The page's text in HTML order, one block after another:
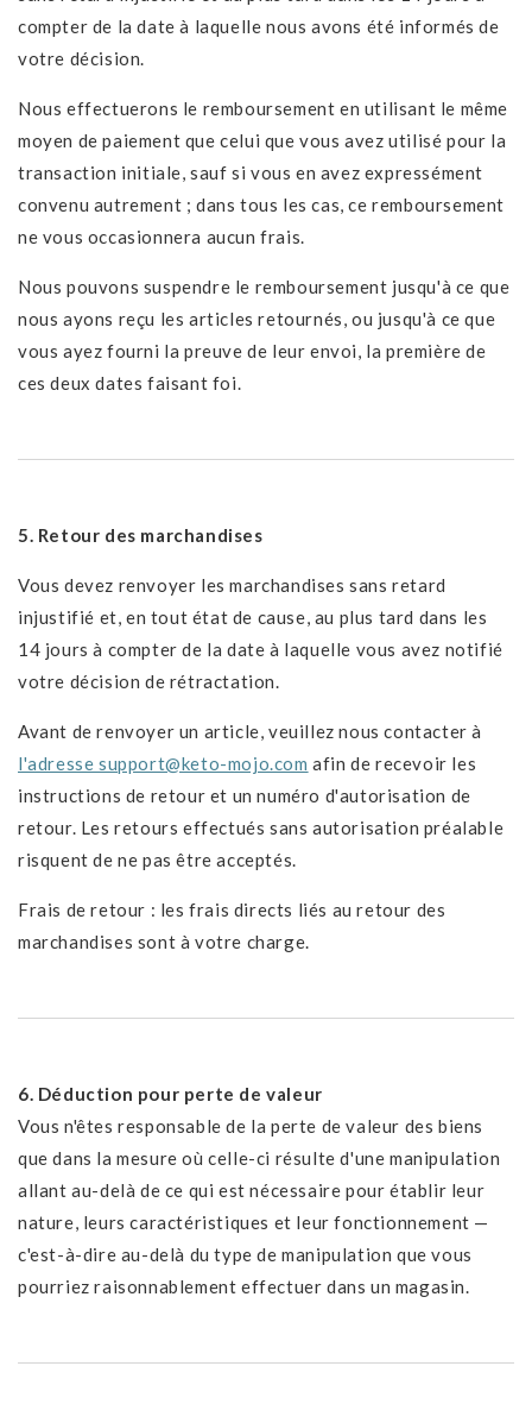
compter de la date à laquelle nous avons été informés de
votre décision.
Nous effectuerons le remboursement en utilisant le même
moyen de paiement que celui que vous avez utilisé pour la
transaction initiale, sauf si vous en avez expressément
convenu autrement ; dans tous les cas, ce remboursement
ne vous occasionnera aucun frais.
Nous pouvons suspendre le remboursement jusqu'à ce que
nous ayons reçu les articles retournés, ou jusqu'à ce que
vous ayez fourni la preuve de leur envoi, la première de
ces deux dates faisant foi.
5. Retour des marchandises
Vous devez renvoyer les marchandises sans retard
injustifié et, en tout état de cause, au plus tard dans les
14 jours à compter de la date à laquelle vous avez notifié
votre décision de rétractation.
Avant de renvoyer un article, veuillez nous contacter à
l'adresse support@keto-mojo.com afin de recevoir les
instructions de retour et un numéro d'autorisation de
retour. Les retours effectués sans autorisation préalable
risquent de ne pas être acceptés.
Frais de retour : les frais directs liés au retour des
marchandises sont à votre charge.
6. Déduction pour perte de valeur
Vous n'êtes responsable de la perte de valeur des biens
que dans la mesure où celle-ci résulte d'une manipulation
allant au-delà de ce qui est nécessaire pour établir leur
nature, leurs caractéristiques et leur fonctionnement —
c'est-à-dire au-delà du type de manipulation que vous
pourriez raisonnablement effectuer dans un magasin.